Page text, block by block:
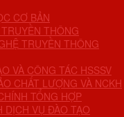
CƠ BẢN
THÔNG
TRUYỀN THÔNG
VÀ CÔNG TÁC HSSSV
CHẤT LƯỢNG VÀ NCKH
TỔNG HỢP
DỊCH VỤ ĐÀO TẠO